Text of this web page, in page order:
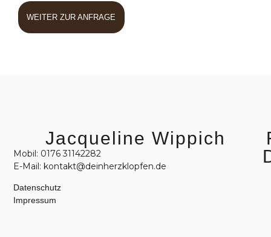
WEITER ZUR ANFRAGE
Jacqueline Wippich
Mobil: 0176 31142282
E-Mail: kontakt@deinherzklopfen.de
Datenschutz
Impressum